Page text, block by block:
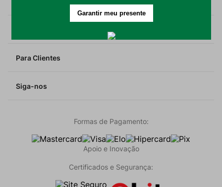
Para Clientes
Siga-nos
Formas de Pagamento:
Apoio e Inovação
Certificados e Segurança: